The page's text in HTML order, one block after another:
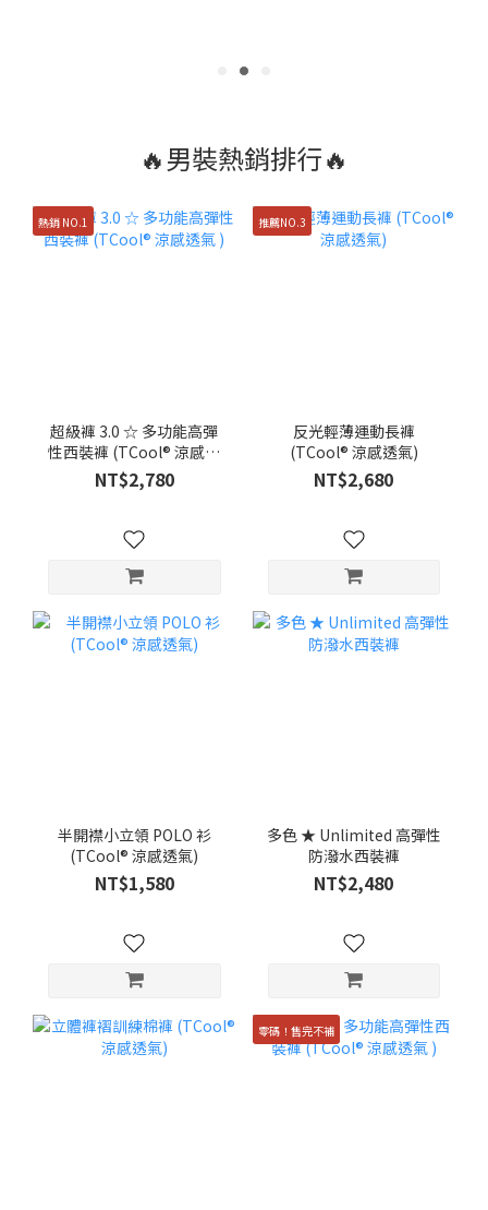
🔥男裝熱銷排行🔥
熱銷 NO.1
超級褲 3.0 ☆ 多功能高彈
性西裝褲 (TCool® 涼感透
氣 )
NT$2,780
推薦NO.3
反光輕薄運動長褲
(TCool® 涼感透氣)
NT$2,680
半開襟小立領 POLO 衫
(TCool® 涼感透氣)
NT$1,580
多色 ★ Unlimited 高彈性
防潑水西裝褲
NT$2,480
零碼！售完不補